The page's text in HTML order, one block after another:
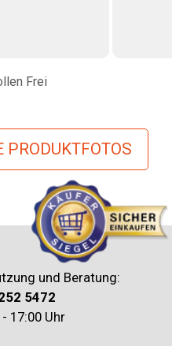
Frei
PRODUKTFOTOS
und Beratung:
5472
17:00 Uhr